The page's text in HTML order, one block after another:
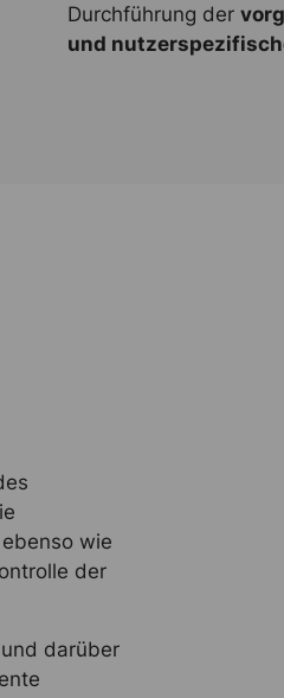
Durchführung der
und
wie
der
darüber